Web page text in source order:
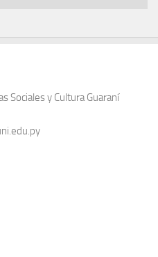
Sociales y Cultura Guaraní